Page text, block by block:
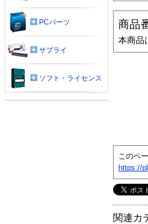
商品
本商品
このペ
https://
関連カ
PCパーツ
サプライ
ソフト・ライセンス